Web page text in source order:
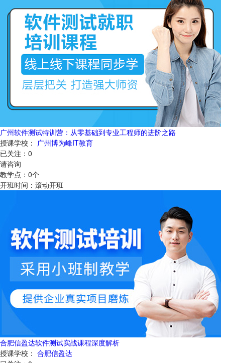
广州软件测试特训营：从零基础到专业工程师的进阶之路
授课学校： 广州博为峰IT教育
已关注： 0
请咨询
教学点： 0个
开班时间： 滚动开班
合肥信盈达软件测试实战课程深度解析
授课学校： 合肥信盈达